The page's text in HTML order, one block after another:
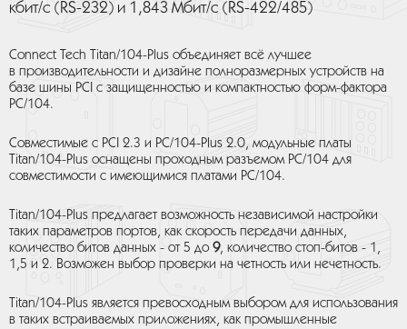
кбит/с (RS-232) и 1,843 Мбит/с (RS-422/485)
Connect Tech Titan/104-Plus объединяет всё лучшее
в производительности и дизайне полноразмерных устройств на
базе шины PCI с защищенностью и компактностью форм-фактора
PC/104.
Совместимые с PCI 2.3 и PC/104-Plus 2.0, модульные платы
Titan/104-Plus оснащены проходным разъемом PC/104 для
совместимости с имеющимися платами PC/104.
Titan/104-Plus предлагает возможность независимой настройки
таких параметров портов, как скорость передачи данных,
количество битов данных - от 5 до 9, количество стоп-битов - 1,
1,5 и 2. Возможен выбор проверки на четность или нечетность.
Titan/104-Plus является превосходным выбором для использования
в таких встраиваемых приложениях, как промышленные